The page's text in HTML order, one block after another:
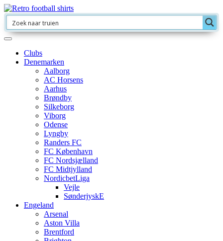
Clubs
Denemarken
Aalborg
AC Horsens
Aarhus
Brøndby
Silkeborg
Viborg
Odense
Lyngby
Randers FC
FC København
FC Nordsjælland
FC Midtjylland
NordicbetLiga
Vejle
SønderjyskE
Engeland
Arsenal
Aston Villa
Brentford